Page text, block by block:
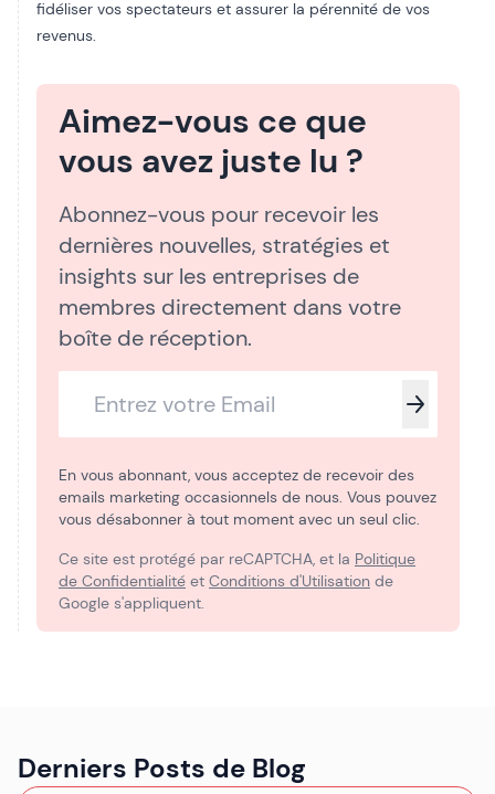
fidéliser vos spectateurs et assurer la pérennité de vos
revenus.
Aimez-vous ce que
vous avez juste lu ?
Abonnez-vous pour recevoir les
dernières nouvelles, stratégies et
insights sur les entreprises de
membres directement dans votre
boîte de réception.
En vous abonnant, vous acceptez de recevoir des
emails marketing occasionnels de nous. Vous pouvez
vous désabonner à tout moment avec un seul clic.
Ce site est protégé par reCAPTCHA, et la Politique
de Confidentialité et Conditions d'Utilisation de
Google s'appliquent.
Derniers Posts de Blog